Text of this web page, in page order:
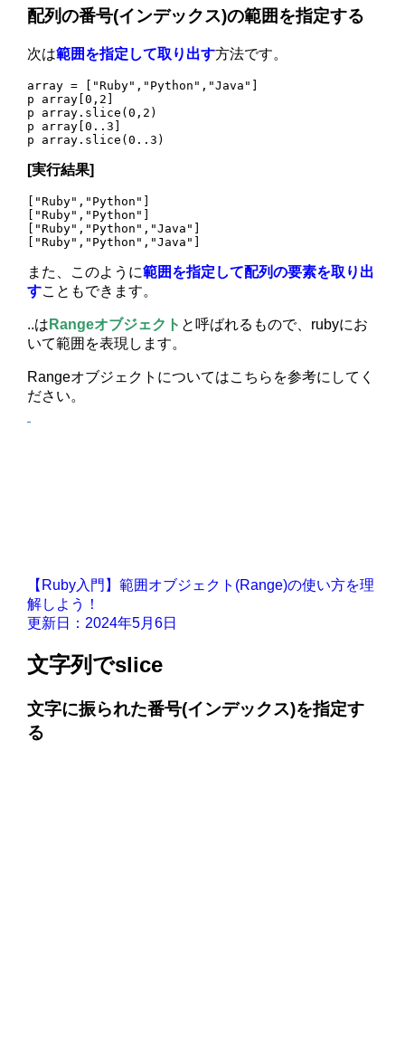
配列の番号(インデックス)の範囲を指定する
次は範囲を指定して取り出す方法です。
array = ["Ruby","Python","Java"]
p array[0,2]
p array.slice(0,2)
p array[0..3]
[実行結果]
["Ruby","Python"]
["Ruby","Python"]
["Ruby","Python","Java"]
また、このように範囲を指定して配列の要素を取り出
すこともできます。
..は Rangeオブジェクト と呼ばれるもので、rubyにお
いて範囲を表現します。
Rangeオブジェクトについてはこちらを参考にしてく
ださい。
【Ruby入門】範囲オブジェクト(Range)の使い方を理
解しよう！
更新日：2024年5月6日
文字列でslice
文字に振られた番号(インデックス)を指定す
る